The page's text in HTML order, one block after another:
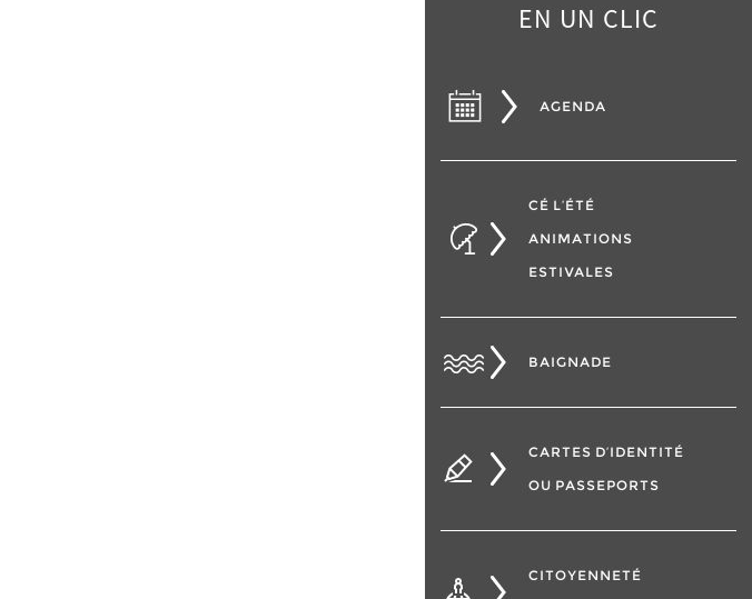
EN UN CLIC
AGENDA
CÉ L’ÉTÉ
ANIMATIONS
ESTIVALES
BAIGNADE
CARTES D’IDENTITÉ
OU PASSEPORTS
CITOYENNETÉ